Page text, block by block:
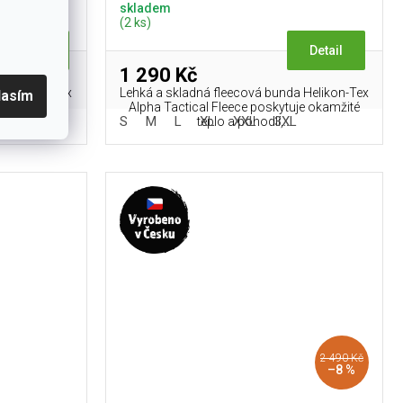
Helikon-Tex
skladem
(2 ks)
1 290 Kč
Detail
Lehká a skladná fleecová bunda Helikon-Tex
Alpha Tactical Fleece poskytuje okamžité
teplo a pohodlí,...
S M L XL XXL 3XL
2 490 Kč
–8 %